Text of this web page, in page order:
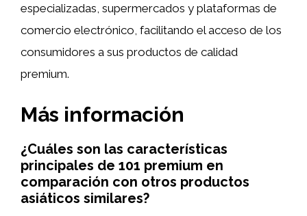
especializadas, supermercados y plataformas de
comercio electrónico, facilitando el acceso de los
consumidores a sus productos de calidad
premium.
Más información
¿Cuáles son las características
principales de 101 premium en
comparación con otros productos
asiáticos similares?